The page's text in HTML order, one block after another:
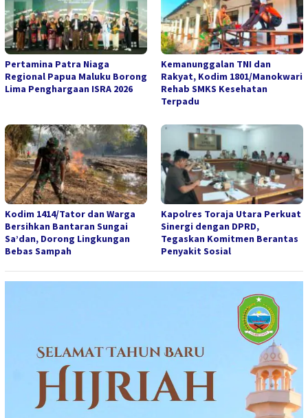
Pertamina Patra Niaga
Regional Papua Maluku Borong
Lima Penghargaan ISRA 2026
Kemanunggalan TNI dan
Rakyat, Kodim 1801/Manokwari
Rehab SMKS Kesehatan
Terpadu
Kodim 1414/Tator dan Warga
Bersihkan Bantaran Sungai
Sa’dan, Dorong Lingkungan
Bebas Sampah
Kapolres Toraja Utara Perkuat
Sinergi dengan DPRD,
Tegaskan Komitmen Berantas
Penyakit Sosial